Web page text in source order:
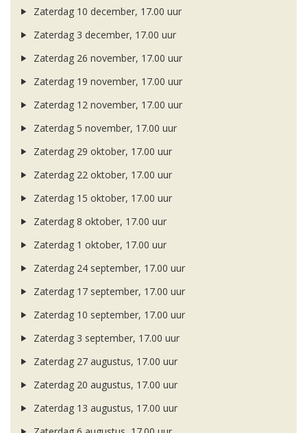
Zaterdag 10 december, 17.00 uur
Zaterdag 3 december, 17.00 uur
Zaterdag 26 november, 17.00 uur
Zaterdag 19 november, 17.00 uur
Zaterdag 12 november, 17.00 uur
Zaterdag 5 november, 17.00 uur
Zaterdag 29 oktober, 17.00 uur
Zaterdag 22 oktober, 17.00 uur
Zaterdag 15 oktober, 17.00 uur
Zaterdag 8 oktober, 17.00 uur
Zaterdag 1 oktober, 17.00 uur
Zaterdag 24 september, 17.00 uur
Zaterdag 17 september, 17.00 uur
Zaterdag 10 september, 17.00 uur
Zaterdag 3 september, 17.00 uur
Zaterdag 27 augustus, 17.00 uur
Zaterdag 20 augustus, 17.00 uur
Zaterdag 13 augustus, 17.00 uur